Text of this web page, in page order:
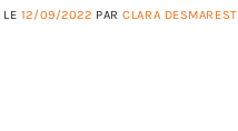
LE 12/09/2022 PARCLARA DESMAREST